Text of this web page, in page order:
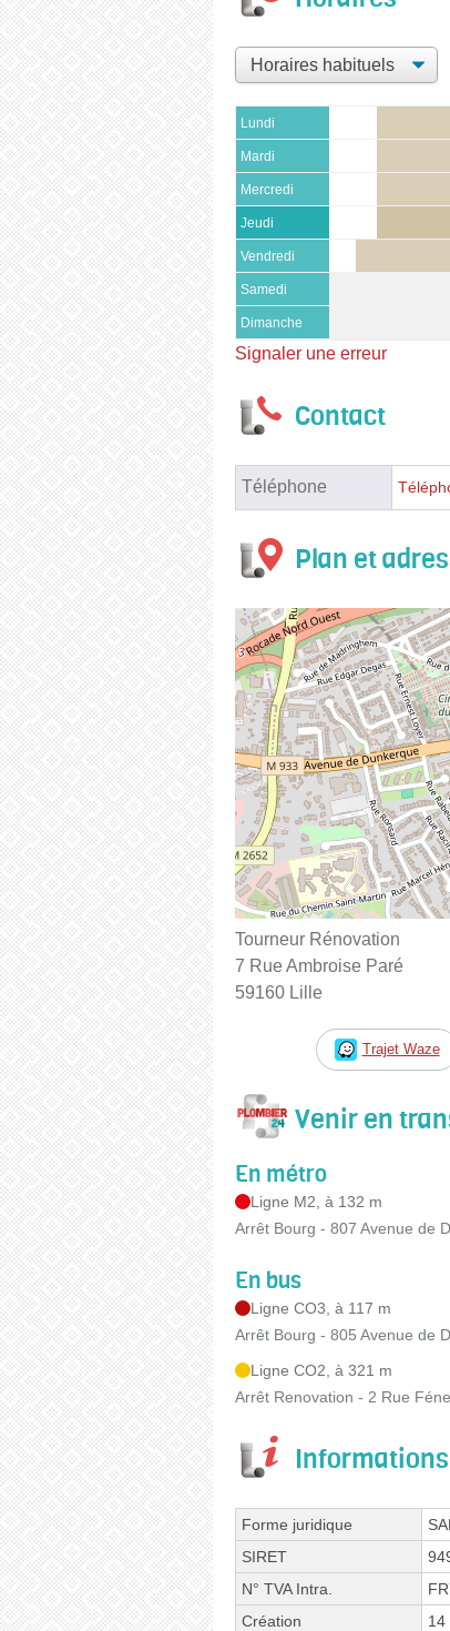
Lundi
Mardi
Mercredi
Jeudi
Vendredi
Samedi
Dimanche
Signaler une erreur
Contact
Téléphone
Plan et
Tourneur Rénovation
7 Rue Ambroise Paré
59160 Lille
Trajet Waze
Venir en
En métro
Ligne M2, à 132 m
Arrêt Bourg - 807 Avenue de
En bus
Ligne CO3, à 117 m
Arrêt Bourg - 805 Avenue de
Ligne CO2, à 321 m
Arrêt Renovation - 2 Rue
Informations
Forme juridique
SIRET
N° TVA Intra.
Création
14